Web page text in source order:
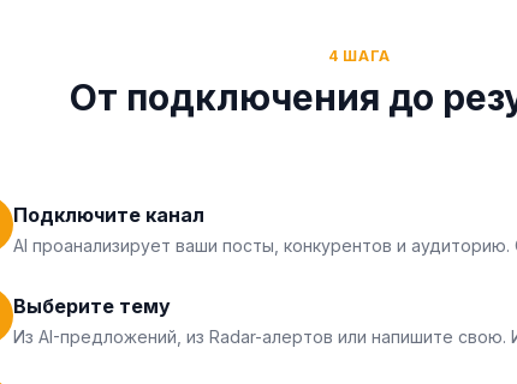
4 ШАГА
От подключения до
Подключите канал
AI проанализирует ваши посты, конкурентов и аудиторию.
Выберите тему
Из AI-предложений, из Radar-алертов или напишите свою.